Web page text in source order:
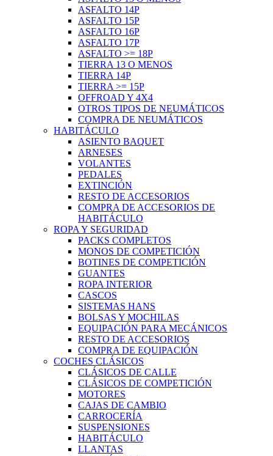
ASFALTO 14P
ASFALTO 15P
ASFALTO 16P
ASFALTO 17P
ASFALTO >= 18P
TIERRA 13 O MENOS
TIERRA 14P
TIERRA >= 15P
OFFROAD Y 4X4
OTROS TIPOS DE NEUMÁTICOS
COMPRA DE NEUMÁTICOS
HABITÁCULO
ASIENTO BAQUET
ARNESES
VOLANTES
PEDALES
EXTINCIÓN
RESTO DE ACCESORIOS
COMPRA DE ACCESORIOS DE
HABITÁCULO
ROPA Y SEGURIDAD
PACKS COMPLETOS
MONOS DE COMPETICIÓN
BOTINES DE COMPETICIÓN
GUANTES
ROPA INTERIOR
CASCOS
SISTEMAS HANS
BOLSAS Y MOCHILAS
EQUIPACIÓN PARA MECÁNICOS
RESTO DE ACCESORIOS
COMPRA DE EQUIPACIÓN
COCHES CLÁSICOS
CLÁSICOS DE CALLE
CLÁSICOS DE COMPETICIÓN
MOTORES
CAJAS DE CAMBIO
CARROCERÍA
SUSPENSIONES
HABITÁCULO
LLANTAS